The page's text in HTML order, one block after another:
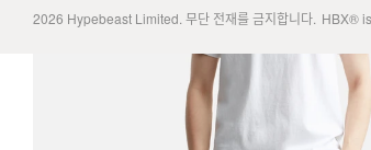
2026 Hypebeast Limited. 무단 전재를 금지합니다. HBX®